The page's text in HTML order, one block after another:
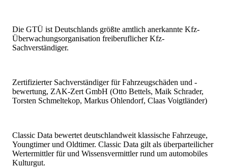
Die GTÜ ist Deutschlands größte amtlich anerkannte Kfz-
Überwachungsorganisation freiberuflicher Kfz-
Sachverständiger.
Zertifizierter Sachverständiger für Fahrzeugschäden und -
bewertung, ZAK-Zert GmbH (Otto Bettels, Maik Schrader,
Torsten Schmeltekop, Markus Ohlendorf, Claas Voigtländer)
Classic Data bewertet deutschlandweit klassische Fahrzeuge,
Youngtimer und Oldtimer. Classic Data gilt als überparteilicher
Wertermittler für und Wissensvermittler rund um automobiles
Kulturgut.